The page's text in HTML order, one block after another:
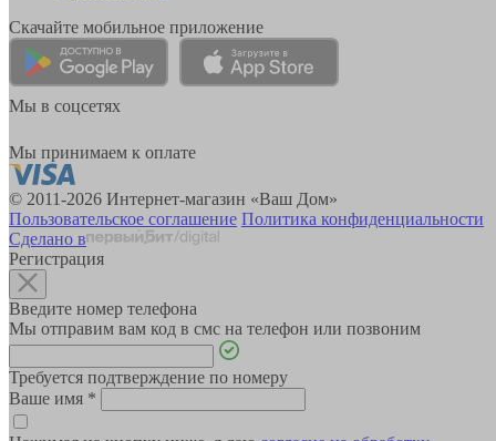
Скачайте мобильное приложение
Мы в соцсетях
Мы принимаем к оплате
© 2011-2026 Интернет-магазин «Ваш Дом»
Пользовательское соглашение Политика конфиденциальности
Сделано в
Регистрация
Введите номер телефона
Мы отправим вам код в смс на телефон или позвоним
Требуется подтверждение по номеру
Ваше имя *